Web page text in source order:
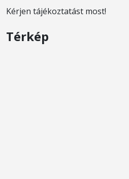
Kérjen tájékoztatást most!
Térkép